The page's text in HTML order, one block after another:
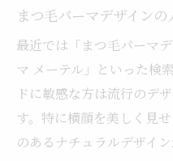
まつ毛パーマデザイン
最近では「まつ毛パーマ
マ メーテル」といった検
ドに敏感な方は流行のデ
す。特に横顔を美しく見
のあるナチュラルデザイ